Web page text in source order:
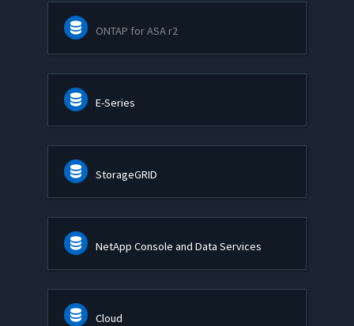
ONTAP for ASA r2
E-Series
StorageGRID
NetApp Console and Data Services
Cloud